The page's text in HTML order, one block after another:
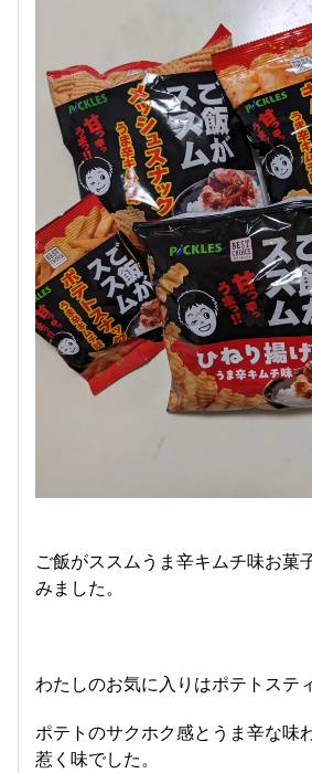
ご飯がススムうま辛キムチ味お菓
みました。
わたしのお気に入りはポテトステ
ポテトのサクホク感とうま辛な味
惹く味でした。